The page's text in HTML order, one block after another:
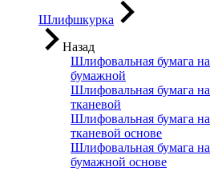
Шлифшкурка
Назад
Шлифовальная бумага на
бумажной
Шлифовальная бумага на
тканевой
Шлифовальная бумага на
тканевой основе
Шлифовальная бумага на
бумажной основе